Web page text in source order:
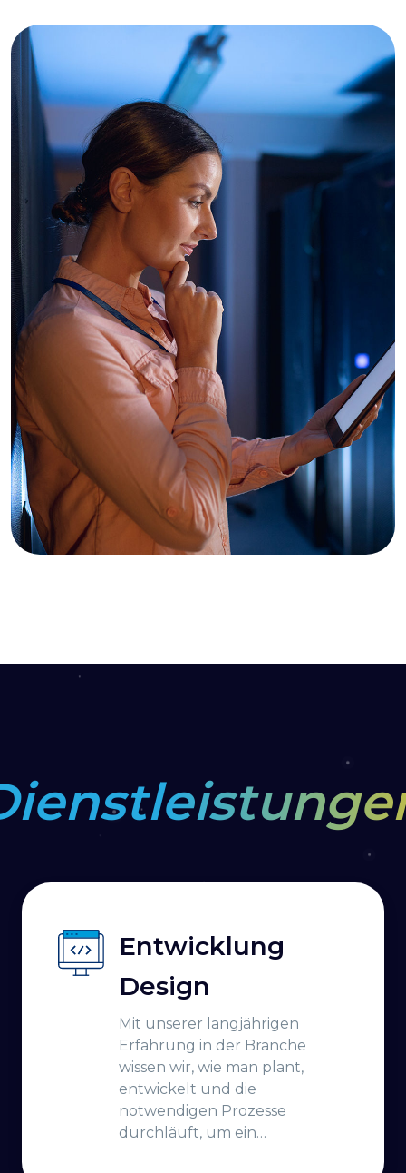
Entwicklung
Design
Mit unserer langjährigen
Erfahrung in der Branche
wissen wir, wie man plant,
entwickelt und die
notwendigen Prozesse
durchläuft, um ein